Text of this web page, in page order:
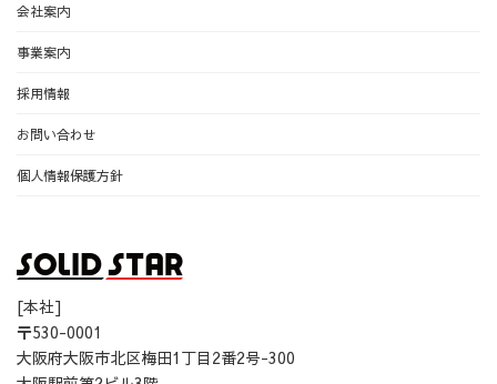
会社案内
事業案内
採用情報
お問い合わせ
個人情報保護方針
[本社]
〒530-0001
大阪府大阪市北区梅田1丁目2番2号-300